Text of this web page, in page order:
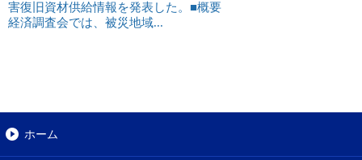
害復旧資材供給情報を発表した。■概要
経済調査会では、被災地域...
ホーム